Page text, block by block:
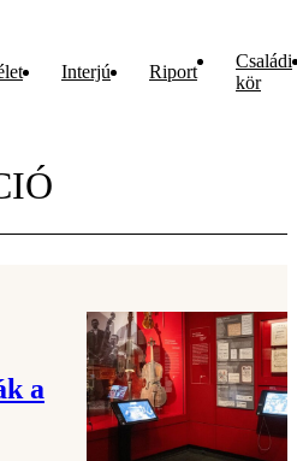
Interjú Riport
Családi
kör
a